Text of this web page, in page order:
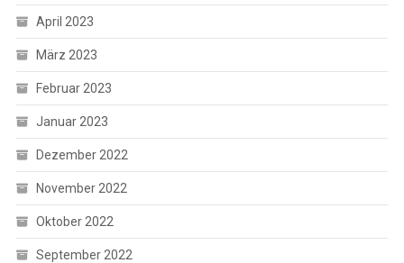
April 2023
März 2023
Februar 2023
Januar 2023
Dezember 2022
November 2022
Oktober 2022
September 2022